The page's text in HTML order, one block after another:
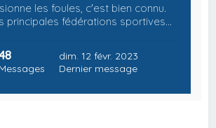
les foules, c'est bien connu.
principales fédérations sportives…
Messages
dim. 12 févr. 2023
Dernier message